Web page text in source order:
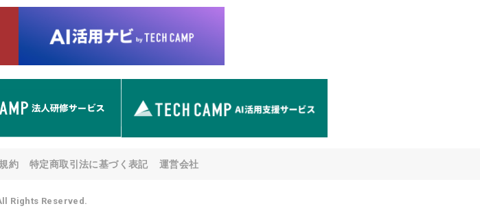
す。ただし、申請が本人確認が不可能な場合や、個人情報保護法の定
す。 なお、アクセスログなどの個人情報以外の情報については、原則
【お問合せ窓口】
株式会社div 個人情報問合せ窓口
〒107-0052 東京都港区赤坂8-4-14 青山タワープレイス6階
メールアドレス:privacy_policy@di-v.co.jp
ご本人様が当社に個人情報を提供されるかどうかは任意によるもので
約 特定商取引法に基づく表記 運営会社
Rights Reserved.